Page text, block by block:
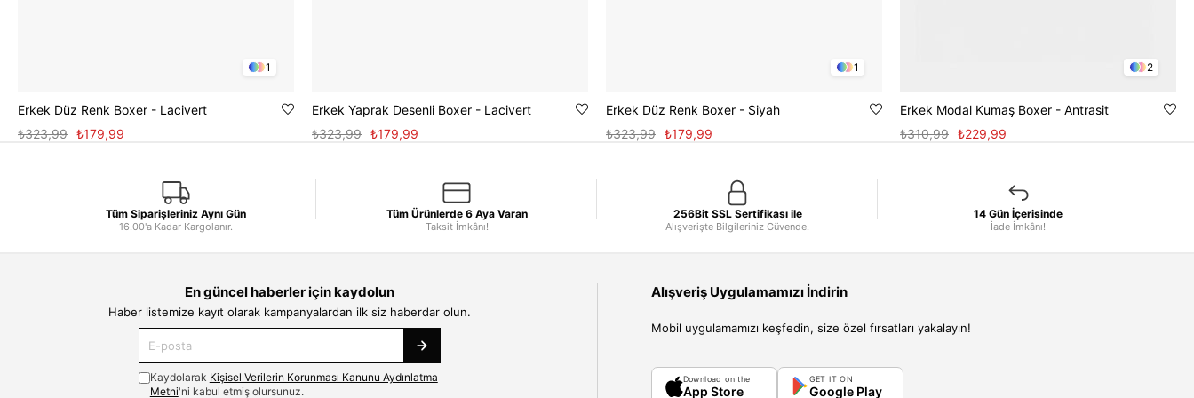
1
Erkek Düz Renk Boxer - Lacivert
₺179,99
₺323,99
Erkek Yaprak Desenli Boxer - Lacivert
₺179,99
₺323,99
1
Erkek Düz Renk Boxer - Siyah
₺179,99
₺323,99
2
Erkek Modal Kumaş Boxer - Antrasit
₺229,99
₺310,99
Tüm Siparişleriniz Aynı Gün
16.00'a Kadar Kargolanır.
Tüm Ürünlerde 6 Aya Varan
Taksit İmkânı!
256Bit SSL Sertifikası ile
Alışverişte Bilgileriniz Güvende.
14 Gün İçerisinde
İade İmkânı!
En güncel haberler için kaydolun
Haber listemize kayıt olarak kampanyalardan ilk siz haberdar olun.
Kaydolarak Kişisel Verilerin Korunması Kanunu Aydınlatma
Metni'ni kabul etmiş olursunuz.
Alışveriş Uygulamamızı İndirin
Mobil uygulamamızı keşfedin, size özel fırsatları yakalayın!
Download on the
App Store
GET IT ON
Google Play